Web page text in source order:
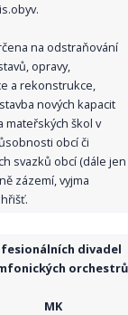
na odstraňování
opravy,
a rekonstrukce,
nových kapacit
mateřských škol v
obcí či
svazků obcí (dále jen
zázemí, vyjma
divadel
orchestrů
MK